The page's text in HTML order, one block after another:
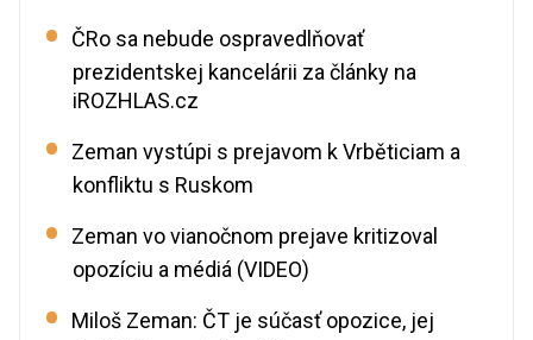
ČRo sa nebude ospravedlňovať
prezidentskej kancelárii za články na
iROZHLAS.cz
Zeman vystúpi s prejavom k Vrběticiam a
konfliktu s Ruskom
Zeman vo vianočnom prejave kritizoval
opozíciu a médiá (VIDEO)
Miloš Zeman: ČT je súčasť opozice, jej